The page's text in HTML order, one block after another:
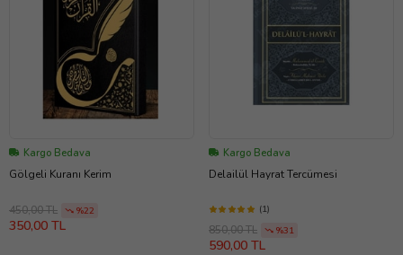
Kargo Bedava
Gölgeli Kuranı Kerim
450,00 TL %22
350,00 TL
Kargo Bedava
Delailül Hayrat Tercümesi
(1)
850,00 TL %31
590,00 TL